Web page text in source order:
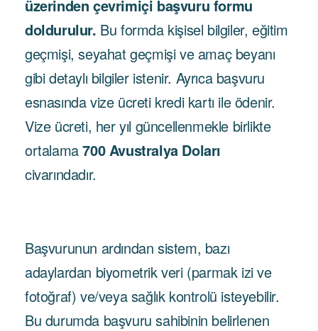
üzerinden çevrimiçi başvuru formu
doldurulur. Bu formda kişisel bilgiler, eğitim
geçmişi, seyahat geçmişi ve amaç beyanı
gibi detaylı bilgiler istenir. Ayrıca başvuru
esnasında vize ücreti kredi kartı ile ödenir.
Vize ücreti, her yıl güncellenmekle birlikte
ortalama700 Avustralya Doları
civarındadır.
Başvurunun ardından sistem, bazı
adaylardan biyometrik veri (parmak izi ve
fotoğraf) ve/veya sağlık kontrolü isteyebilir.
Bu durumda başvuru sahibinin belirlenen